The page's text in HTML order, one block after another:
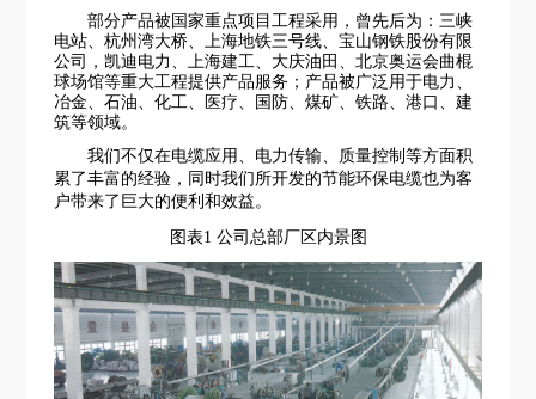
部分产品被国家重点项目工程采用，曾先后为：三峡
电站、杭州湾大桥、上海地铁三号线、宝山钢铁股份有限
公司，凯迪电力、上海建工、大庆油田、北京奥运会曲棍
球场馆等重大工程提供产品服务；产品被广泛用于电力、
冶金、石油、化工、医疗、国防、煤矿、铁路、港口、建
筑等领域。
我们不仅在电缆应用、电力传输、质量控制等方面积
累了丰富的经验，同时我们所开发的节能环保电缆也为客
户带来了巨大的便利和效益。
图表1 公司总部厂区内景图